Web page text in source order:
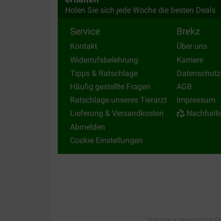
Holen Sie sich jede Woche die besten Deals
Service
Kontakt
Widerrufsbelehrung
Tipps & Ratschlage
Häufig gestellte Fragen
Ratschlage unseres Tierarzt
Lieferung & Versandkosten
Abmelden
Cookie Einstellungen
Brekz
Über uns
Karriere
Datenschutz
AGB
Impressum